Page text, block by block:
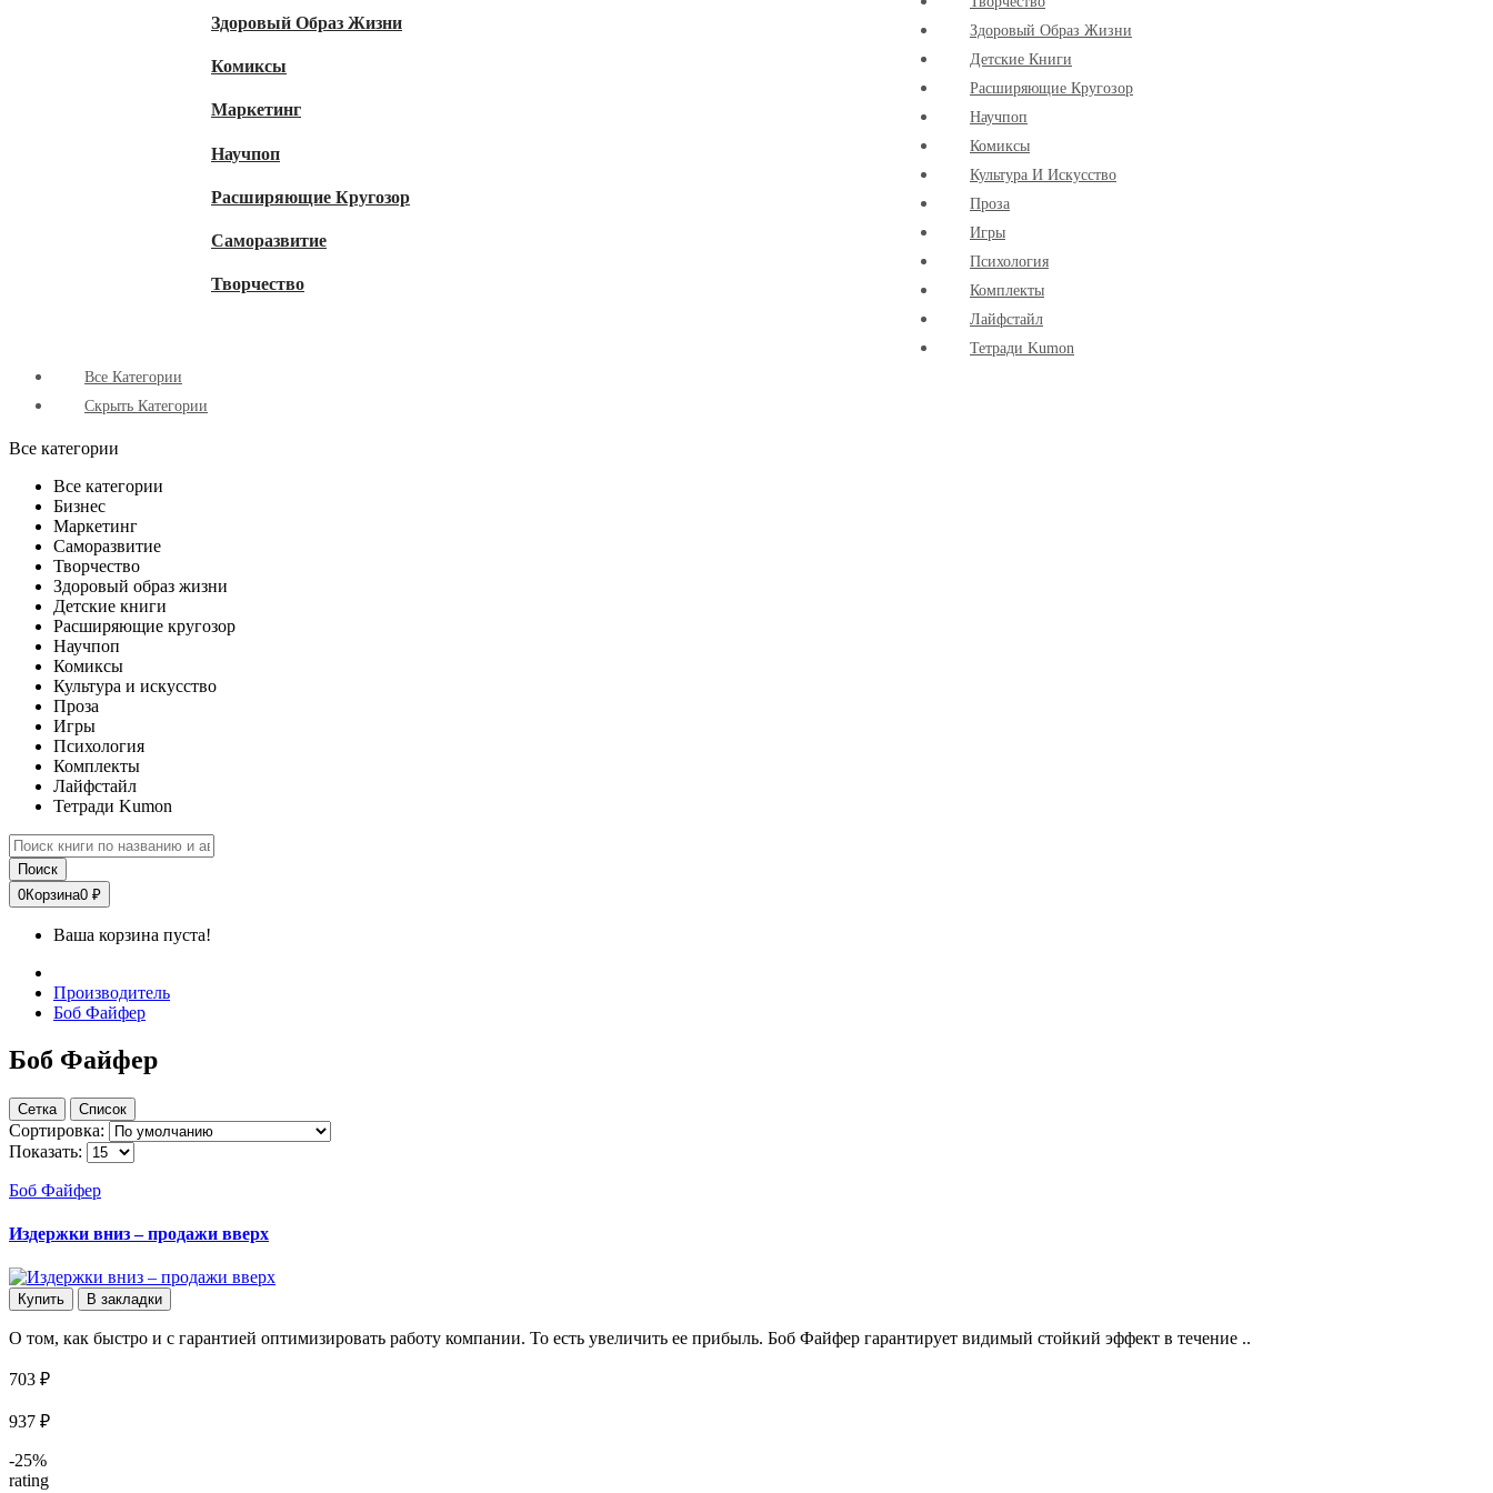
Здоровый Образ Жизни
Комиксы
Маркетинг
Научпоп
Расширяющие Кругозор
Cаморазвитие
Творчество
Здоровый Образ Жизни
Детские Книги
Расширяющие Кругозор
Научпоп
Комиксы
Культура И Искусство
Проза
Игры
Психология
Комплекты
Лайфстайл
Тетради Kumon
Все Категории
Скрыть Категории
Все категории
Все категории
Бизнес
Маркетинг
Саморазвитие
Творчество
Здоровый образ жизни
Детские книги
Расширяющие кругозор
Научпоп
Комиксы
Культура и искусство
Проза
Игры
Психология
Комплекты
Лайфстайл
Тетради Kumon
Поиск
0Корзина0 ₽
Ваша корзина пуста!
Производитель
Боб Файфер
Боб Файфер
Сетка Список
Сортировка:
Показать:
Боб Файфер
Издержки вниз – продажи вверх
Купить В закладки
О том, как быстро и с гарантией оптимизировать работу компании. То есть увеличить ее прибыль. Боб Файфер гарантирует видимый стойкий эффект в течение ..
703 ₽
937 ₽
-25%
rating